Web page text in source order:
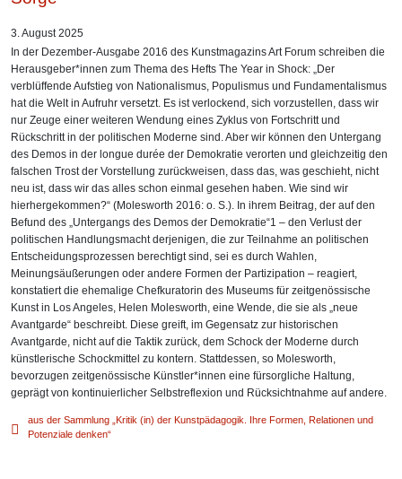
3. August 2025
In der Dezember-Ausgabe 2016 des Kunstmagazins Art Forum schreiben die
Herausgeber*innen zum Thema des Hefts The Year in Shock: „Der
verblüffende Aufstieg von Nationalismus, Populismus und Fundamentalismus
hat die Welt in Aufruhr versetzt. Es ist verlockend, sich vorzustellen, dass wir
nur Zeuge einer weiteren Wendung eines Zyklus von Fortschritt und
Rückschritt in der politischen Moderne sind. Aber wir können den Untergang
des Demos in der longue durée der Demokratie verorten und gleichzeitig den
falschen Trost der Vorstellung zurückweisen, dass das, was geschieht, nicht
neu ist, dass wir das alles schon einmal gesehen haben. Wie sind wir
hierhergekommen?“ (Molesworth 2016: o. S.). In ihrem Beitrag, der auf den
Befund des „Untergangs des Demos der Demokratie“1 – den Verlust der
politischen Handlungsmacht derjenigen, die zur Teilnahme an politischen
Entscheidungsprozessen berechtigt sind, sei es durch Wahlen,
Meinungsäußerungen oder andere Formen der Partizipation – reagiert,
konstatiert die ehemalige Chefkuratorin des Museums für zeitgenössische
Kunst in Los Angeles, Helen Molesworth, eine Wende, die sie als „neue
Avantgarde“ beschreibt. Diese greift, im Gegensatz zur historischen
Avantgarde, nicht auf die Taktik zurück, dem Schock der Moderne durch
künstlerische Schockmittel zu kontern. Stattdessen, so Molesworth,
bevorzugen zeitgenössische Künstler*innen eine fürsorgliche Haltung,
geprägt von kontinuierlicher Selbstreflexion und Rücksichtnahme auf andere.
aus der Sammlung „Kritik (in) der Kunstpädagogik. Ihre Formen, Relationen und
Potenziale denken“